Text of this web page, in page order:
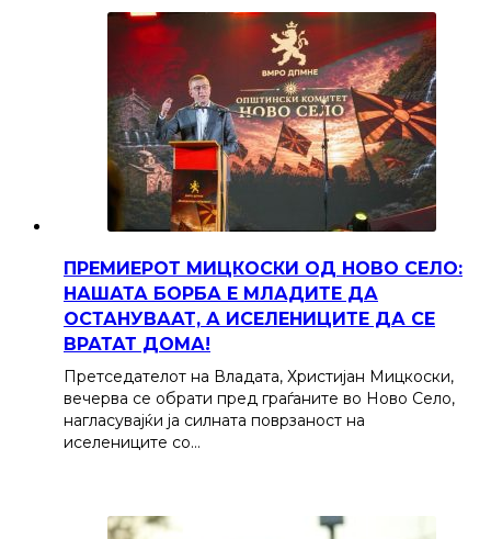
ПРЕМИЕРОТ МИЦКОСКИ ОД НОВО СЕЛО:
НАШАТА БОРБА Е МЛАДИТЕ ДА
ОСТАНУВААТ, А ИСЕЛЕНИЦИТЕ ДА СЕ
ВРАТАТ ДОМА!
Претседателот на Владата, Христијан Мицкоски,
вечерва се обрати пред граѓаните во Ново Село,
нагласувајќи ја силната поврзаност на
иселениците со…